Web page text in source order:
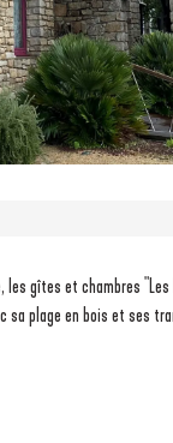
les gîtes et chambres
plage en bois et ses